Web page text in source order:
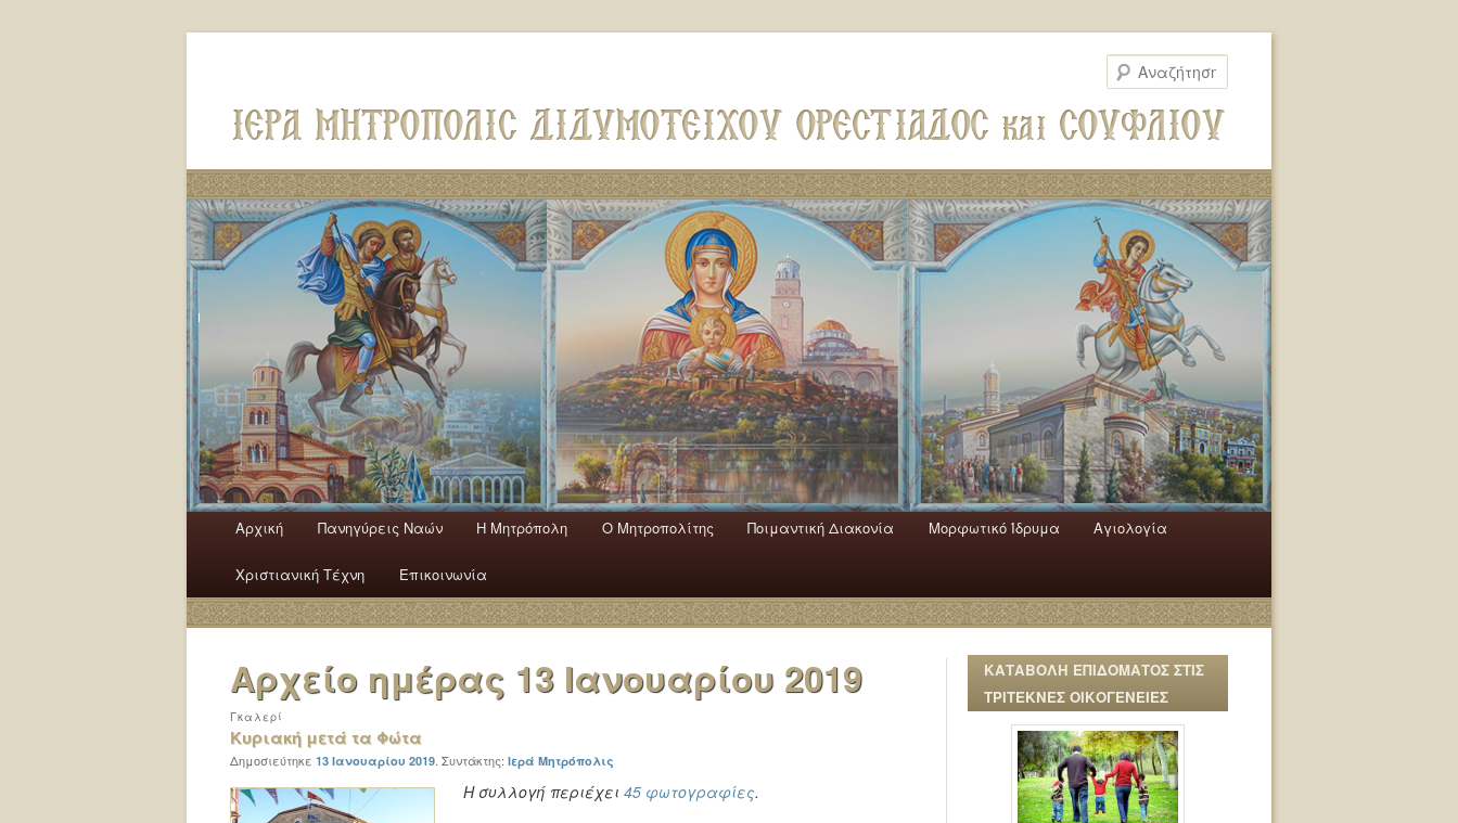
Κύρια μενού
Μετάβαση το κύριο περιεχόμενο
Μετάβαση στο δευτερεύον περιεχόμενο
Αρχική Πανηγύρεις Ναών H Mητρόπολη Ο Mητροπολίτης Ποιμαντική Διακονία Μορφωτικό Ίδρυμα Αγιολογία
Χριστιανική Τέχνη Επικοινωνία
Αρχείο ημέρας 13 Ιανουαρίου 2019
Κυριακή μετά τα Φώτα
Γκαλερί
Δημοσιεύτηκε 13 Ιανουαρίου 2019 Συντάκτης: Ιερά Μητρόπολις
Η συλλογή περιέχει 45 φωτογραφίες.
ΚΑΤΑΒΟΛΗ ΕΠΙΔΟΜΑΤΟΣ ΣΤΙΣ
ΤΡΙΤΕΚΝΕΣ ΟΙΚΟΓΕΝΕΙΕΣ